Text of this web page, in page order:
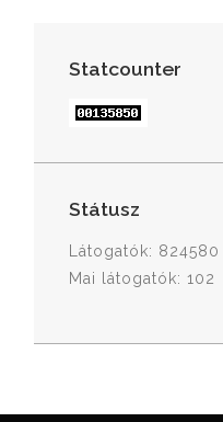
Statcounter
Státusz
Látogatók: 824580
Mai látogatók: 102